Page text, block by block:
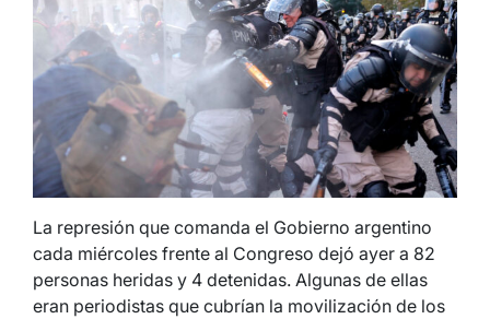
La represión que comanda el Gobierno argentino
cada miércoles frente al Congreso dejó ayer a 82
personas heridas y 4 detenidas. Algunas de ellas
eran periodistas que cubrían la movilización de los